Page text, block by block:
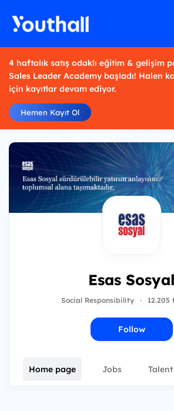
4 haftalık satış odaklı eğitim & gelişim
Sales Leader Academy başladı! Halen
için kayıtlar devam ediyor.
Hemen Kayıt Ol
Esas Sosyal
Social Responsibility · 12.205
Follow
Home page Jobs